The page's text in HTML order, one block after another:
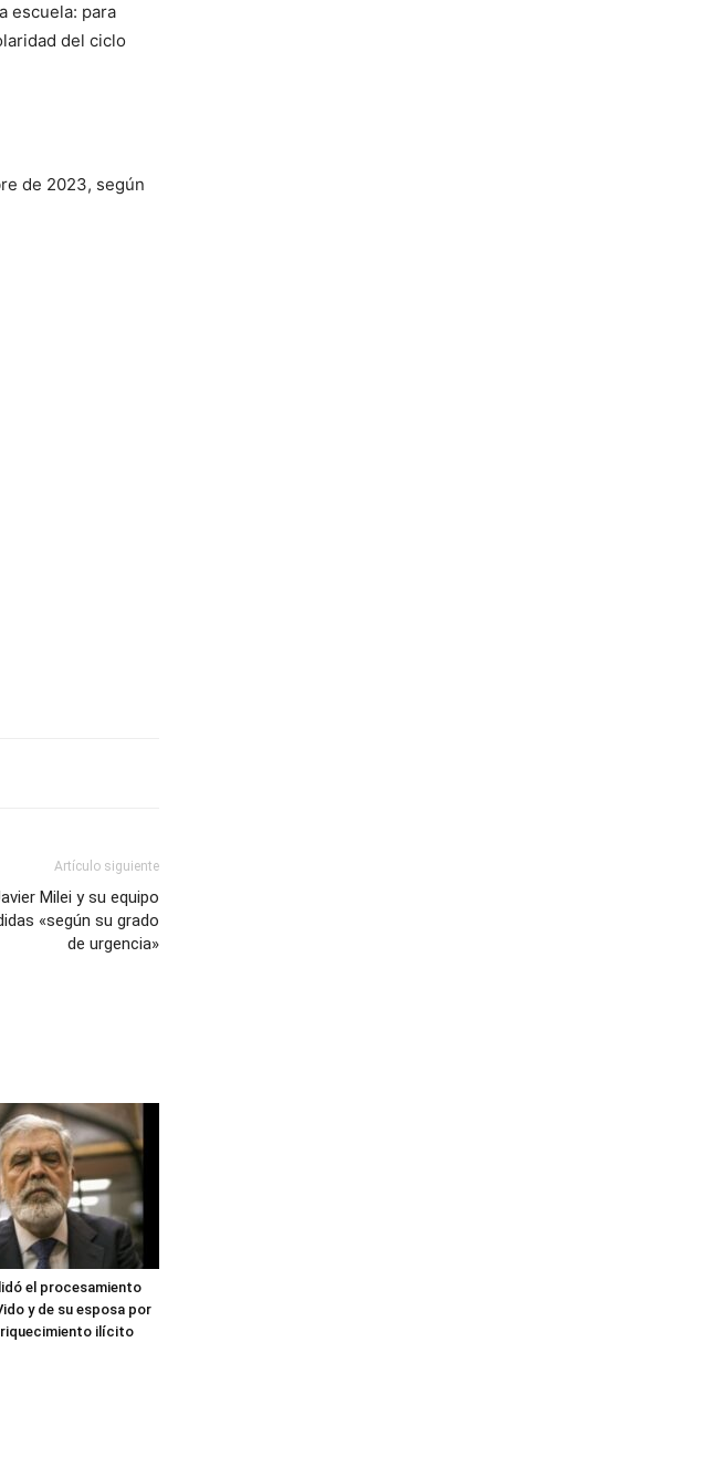
escuela: para
del ciclo
de 2023, según
Artículo siguiente
Milei y su equipo
«según su grado
de urgencia»
el procesamiento
y de su esposa por
ilícito